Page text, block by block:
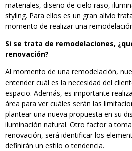
materiales, diseño de cielo raso,
styling. Para ellos es un gran alivio
momento de realizar una
Si se trata de remodelaciones,
renovación?
Al momento de una remodelación,
entender cuál es la necesidad del
espacio. Además, es importante
área para ver cuáles serán las
plantear una nueva propuesta en su
iluminación natural. Otro factor a
renovación, será identificar los
definirán un estilo o tendencia.